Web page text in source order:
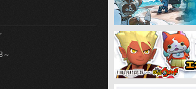
～